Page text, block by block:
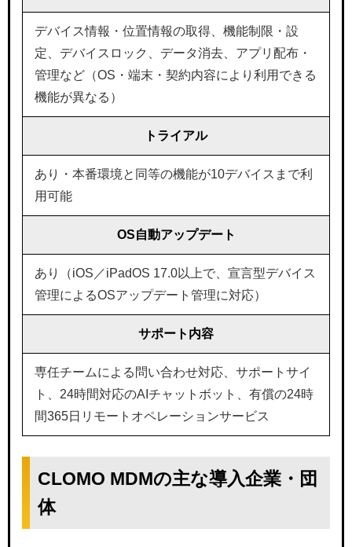
デバイス情報・位置情報の取得、機能制限・設
定、デバイスロック、データ消去、アプリ配布・
管理など（OS・端末・契約内容により利用できる
機能が異なる）
トライアル
あり・本番環境と同等の機能が10デバイスまで利
用可能
OS自動アップデート
あり（iOS／iPadOS 17.0以上で、宣言型デバイス
管理によるOSアップデート管理に対応）
サポート内容
専任チームによる問い合わせ対応、サポートサイ
ト、24時間対応のAIチャットボット、有償の24時
間365日リモートオペレーションサービス
CLOMO MDMの主な導入企業・団
体